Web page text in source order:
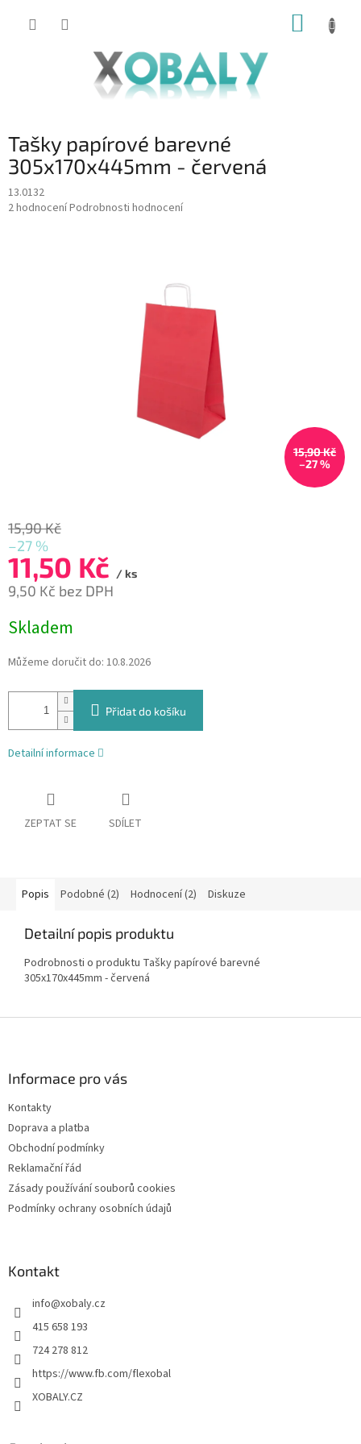
KOŠÍK
Tašky papírové barevné
305x170x445mm - červená
13.0132
Průměrné
2 hodnoceníPodrobnosti hodnocení
15,90 Kč
–27 %
15,90 Kč
–27 %
11,50 Kč / ks
9,50 Kč bez DPH
cena:
Skladem
Můžeme doručit do: 10.8.2026
Přidat do košíku
Detailní informace
ZEPTAT SE SDÍLET
Popis Podobné (2) Hodnocení (2) Diskuze
Detailní popis produktu
Podrobnosti o produktu Tašky papírové barevné
305x170x445mm - červená
Informace pro vás
Kontakty
Doprava a platba
Obchodní podmínky
Reklamační řád
Zásady používání souborů cookies
Podmínky ochrany osobních údajů
Kontakt
info@xobaly.cz
415 658 193
724 278 812
https://www.fb.com/flexobal
XOBALY.CZ